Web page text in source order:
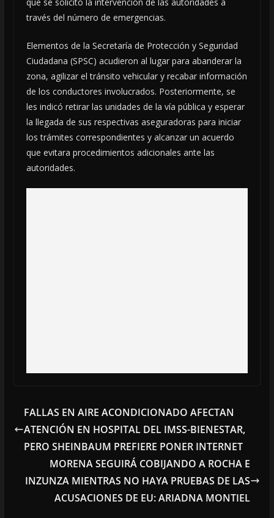
través del número de emergencias.
Elementos de la Secretaría de Protección y Seguridad
Ciudadana (SPSC) acudieron al lugar para abanderar la
zona, agilizar el tránsito vehicular y recabar información
de los conductores involucrados. Posteriormente, se
les indicó retirar las unidades de la vía pública y esperar
la llegada de sus respectivas aseguradoras para iniciar
los trámites correspondientes y alcanzar un acuerdo
que evitara procedimientos adicionales ante las
autoridades.
FALLAS EN AIRE ACONDICIONADO AFECTAN
ATENCIÓN EN HOSPITAL DEL IMSS-BIENESTAR,
PERO SHEINBAUM PREFIERE PONER INTERNET
MORENA SEGUIRÁ COBIJANDO A ROCHA E
INZUNZA MIENTRAS NO HAYA PRUEBAS DE LAS
ACUSACIONES DE EU: ARIADNA MONTIEL